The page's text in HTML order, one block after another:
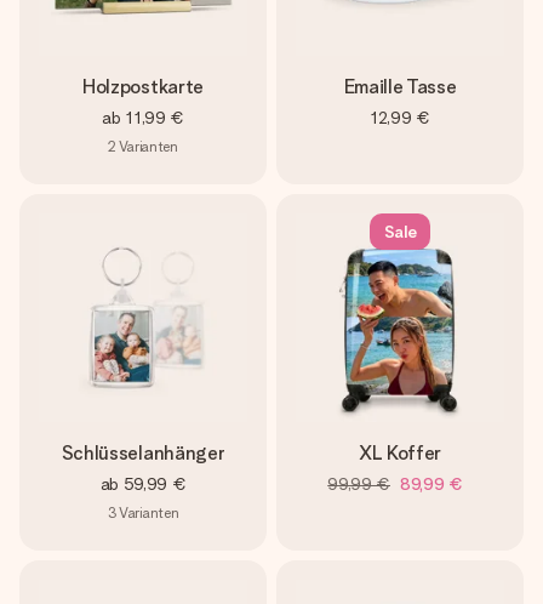
Holzpostkarte
ab 11,99 €
2 Varianten
Emaille Tasse
12,99 €
Schlüsselanhänger
ab 59,99 €
3Varianten
Sale
XL Koffer
99,99 € 89,99 €